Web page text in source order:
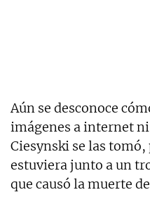
Aún se desconoce
imágenes a internet
Ciesynski se las
estuviera junto a un
que causó la muerte